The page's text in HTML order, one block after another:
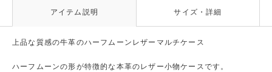
アイテム説明 サイズ・詳細
上品な質感の牛革のハーフムーンレザーマルチケース
ハーフムーンの形が特徴的な本革のレザー小物ケースです。